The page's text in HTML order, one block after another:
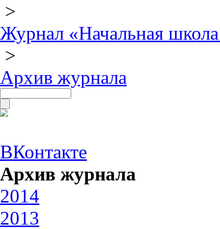
>
Журнал «Начальная
>
Архив журнала
ВКонтакте
Архив журнала
2014
2013